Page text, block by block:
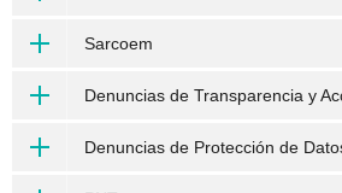
Sarcoem
Denuncias de Transparencia y
Denuncias de Protección de